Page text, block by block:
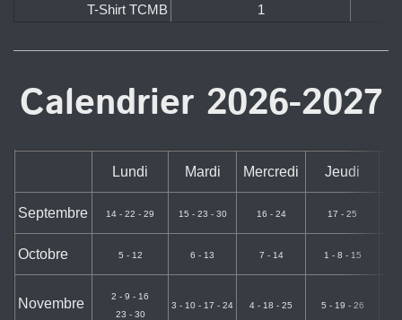
T-Shirt TCMB
1
Calendrier 2026-2027
Lundi Mardi Mercredi Jeudi
Septembre 14 - 22 - 29 15 - 23 - 30 16 - 24 17 - 25
Octobre 5 - 12 6 - 13 7 - 14 1 - 8 - 15
Novembre
2 - 9 - 16
23 - 30
3 - 10 - 17 - 24 4 - 18 - 25 5 - 19 - 26